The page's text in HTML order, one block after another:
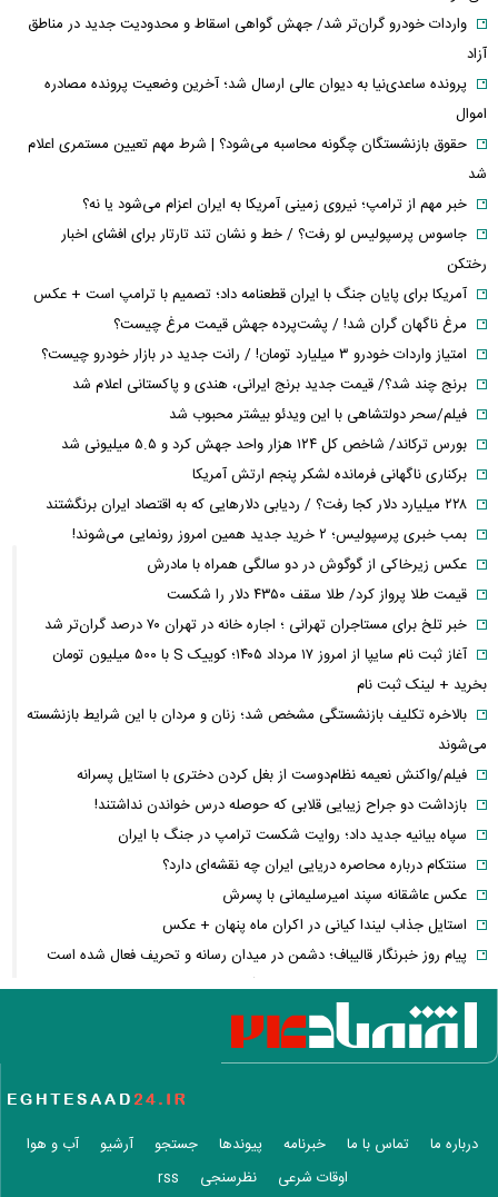
واردات خودرو گران‌تر شد/ جهش گواهی اسقاط و محدودیت جدید در مناطق
آزاد
پرونده ساعدی‌نیا به دیوان عالی ارسال شد؛ آخرین وضعیت پرونده مصادره
اموال
حقوق بازنشستگان چگونه محاسبه می‌شود؟ | شرط مهم تعیین مستمری اعلام
شد
خبر مهم از ترامپ؛ نیروی زمینی آمریکا به ایران اعزام می‌شود یا نه؟
جاسوس پرسپولیس لو رفت؟ / خط و نشان تند تارتار برای افشای اخبار
رختکن
آمریکا برای پایان جنگ با ایران قطعنامه داد؛ تصمیم با ترامپ است + عکس
مرغ ناگهان گران شد! / پشت‌پرده جهش قیمت مرغ چیست؟
امتیاز واردات خودرو ۳ میلیارد تومان! / رانت جدید در بازار خودرو چیست؟
برنج چند شد؟/ قیمت جدید برنج ایرانی، هندی و پاکستانی اعلام شد
فیلم/سحر دولتشاهی با این ویدئو بیشتر محبوب شد
بورس ترکاند/ شاخص کل ۱۲۴ هزار واحد جهش کرد و ۵.۵ میلیونی شد
برکناری ناگهانی فرمانده لشکر پنجم ارتش آمریکا
۲۲۸ میلیارد دلار کجا رفت؟ / ردیابی دلارهایی که به اقتصاد ایران برنگشتند
بمب خبری پرسپولیس؛ ۲ خرید جدید همین امروز رونمایی می‌شوند!
عکس زیرخاکی از گوگوش در دو سالگی همراه با مادرش
قیمت طلا پرواز کرد/ طلا سقف ۴۳۵۰ دلار را شکست
خبر تلخ برای مستاجران تهرانی ؛ اجاره خانه در تهران ۷۰ درصد گران‌تر شد
آغاز ثبت نام سایپا از امروز ۱۷ مرداد ۱۴۰۵؛ کوییک S با ۵۰۰ میلیون تومان
بخرید + لینک ثبت نام
بالاخره تکلیف بازنشستگی مشخص شد؛ زنان و مردان با این شرایط بازنشسته
می‌شوند
فیلم/واکنش نعیمه نظام‌دوست از بغل کردن دختری با استایل پسرانه
بازداشت دو جراح زیبایی قلابی که حوصله درس خواندن نداشتند!
سپاه بیانیه جدید داد؛ روایت شکست ترامپ در جنگ با ایران
سنتکام درباره محاصره دریایی ایران چه نقشه‌ای دارد؟
عکس عاشقانه سپند امیرسلیمانی با پسرش
استایل جذاب لیندا کیانی در اکران ماه پنهان + عکس
پیام روز خبرنگار قالیباف؛ دشمن در میدان رسانه و تحریف فعال شده است
تورم به کدام خانوارها بیشتر فشار می‌آورد؟ شکاف ۱۵.۲ درصدی دهک‌ها
عکس/ خانه اعیان نشین در شمال تهران در دوران قاجار
طلا یا دلار یا بورس؛ سرمایه‌گذاران به دنبال امن‌ترین پناهگاه سرمایه‌اند
بورس دوباره سبزپوش شد/ شاخص هم‌وزن به بازدهی ۶۱ درصدی رسید
خبر فوری از پرسپولیس؛ تکلیف بیفوما روشن شد
شورای عالی امنیت ملی کجاست؟ همه‌چیز درباره اتاق تصمیم‌گیری پرونده‌های
درباره ما تماس با ما خبرنامه پیوندها جستجو آرشیو
آب و هوا
اوقات شرعی
نظرسنجی rss